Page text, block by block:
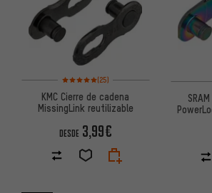
Valoración media: 5 de 5 basada en 25
(25)
KMC Cierre de cadena
MissingLink reutilizable
DESDE 3,99€